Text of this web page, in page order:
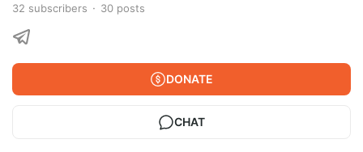
32 subscribers 30 posts
DONATE
CHAT